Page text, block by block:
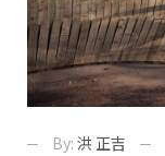
By: 洪 正吉